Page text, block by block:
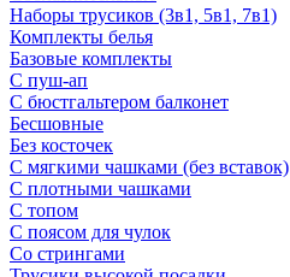
Наборы трусиков (3в1, 5в1, 7в1)
Комплекты белья
Базовые комплекты
С пуш-ап
С бюстгальтером балконет
Бесшовные
Без косточек
С мягкими чашками (без вставок)
С плотными чашками
С топом
С поясом для чулок
Со стрингами